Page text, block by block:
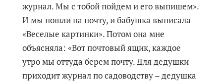
журнал. Мы с тобой пойдем и его выпишем».
И мы пошли на почту, и бабушка выписала
«Веселые картинки». Потом она мне
объясняла: «Вот почтовый ящик, каждое
утро мы оттуда берем почту. Для дедушки
приходит журнал по садоводству – дедушка